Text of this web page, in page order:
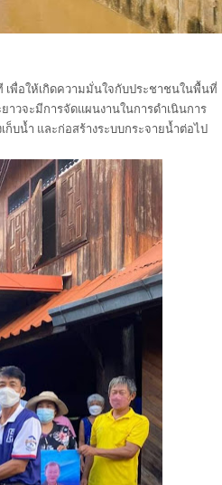
อให้เกิดความมั่นใจกับประชาชนในพื้นที่
าวจะมีการจัดแผนงานในการดำเนินการ
บน้ำ และก่อสร้างระบบกระจายน้ำต่อไป